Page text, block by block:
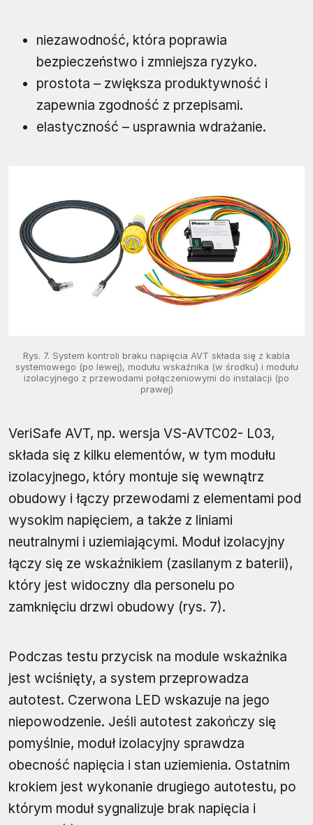
niezawodność, która poprawia
bezpieczeństwo i zmniejsza ryzyko.
prostota – zwiększa produktywność i
zapewnia zgodność z przepisami.
elastyczność – usprawnia wdrażanie.
Rys. 7. System kontroli braku napięcia AVT składa się z kabla
systemowego (po lewej), modułu wskaźnika (w środku) i modułu
izolacyjnego z przewodami połączeniowymi do instalacji (po
prawej)
VeriSafe AVT, np. wersja VS-AVTC02- L03,
składa się z kilku elementów, w tym modułu
izolacyjnego, który montuje się wewnątrz
obudowy i łączy przewodami z elementami pod
wysokim napięciem, a także z liniami
neutralnymi i uziemiającymi. Moduł izolacyjny
łączy się ze wskaźnikiem (zasilanym z baterii),
który jest widoczny dla personelu po
zamknięciu drzwi obudowy (rys. 7).
Podczas testu przycisk na module wskaźnika
jest wciśnięty, a system przeprowadza
autotest. Czerwona LED wskazuje na jego
niepowodzenie. Jeśli autotest zakończy się
pomyślnie, moduł izolacyjny sprawdza
obecność napięcia i stan uziemienia. Ostatnim
krokiem jest wykonanie drugiego autotestu, po
którym moduł sygnalizuje brak napięcia i